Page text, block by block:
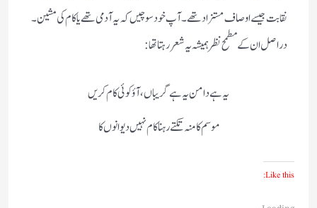
نقابت جیسے اوصاف مستزاد تھے۔ آپ خود سوچیں کہ یہ آدمی تھے یا کام کی مشین۔
در اصل ان کے مطمح نظر ہمیشہ یہ شعر رہتا تھا:
یہ ہے دامن یہ ہے گریباں، آؤ کوئی کام کریں
موسم کا منہ تکتے رہنا کام نہیں دیوانوں کا
Like this: